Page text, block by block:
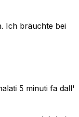
Ich bräuchte bei
5 minuti fa dall'